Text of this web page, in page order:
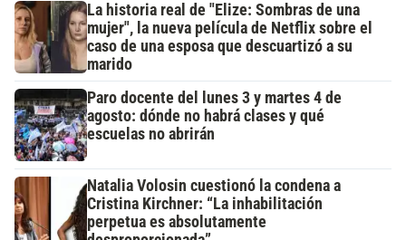
La historia real de "Elize: Sombras de una
mujer", la nueva película de Netflix sobre el
caso de una esposa que descuartizó a su
marido
Paro docente del lunes 3 y martes 4 de
agosto: dónde no habrá clases y qué
escuelas no abrirán
Natalia Volosin cuestionó la condena a
Cristina Kirchner: “La inhabilitación
perpetua es absolutamente